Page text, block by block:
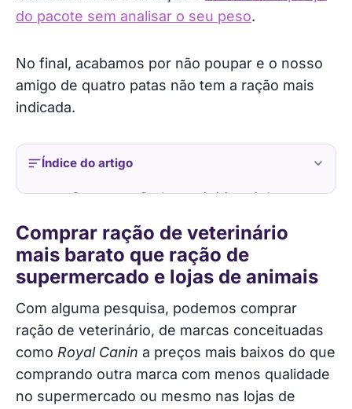
do pacote sem analisar o seu peso.
No final, acabamos por não poupar e o nosso
amigo de quatro patas não tem a ração mais
indicada.
Índice do artigo
Comprar ração de veterinário mais barato
animais
Poupar dinheiro e deixar o seu animal mais
Acessórios para animais
Comprar nacional VS comprar em Espanha
Comprar ração de veterinário
mais barato que ração de
supermercado e lojas de animais
Com alguma pesquisa, podemos comprar
ração de veterinário, de marcas conceituadas
como Royal Canin a preços mais baixos do que
comprando outra marca com menos qualidade
no supermercado ou mesmo nas lojas de